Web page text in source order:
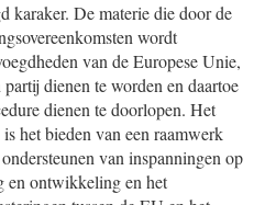
karaker. De materie die door de
wordt
van de Europese Unie,
dienen te worden en daartoe
dienen te doorlopen. Het
het bieden van een raamwerk
van inspanningen op
en ontwikkeling en het